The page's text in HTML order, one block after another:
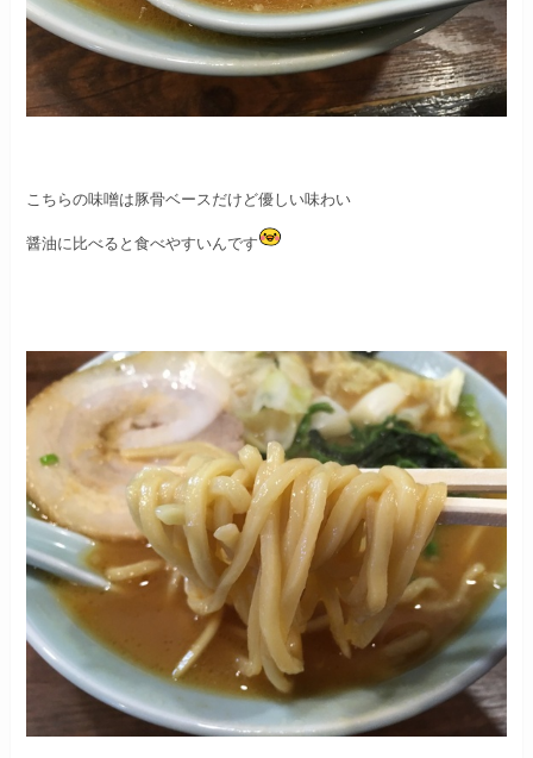
こちらの味噌は豚骨ベースだけど優しい味わい
醤油に比べると食べやすいんです